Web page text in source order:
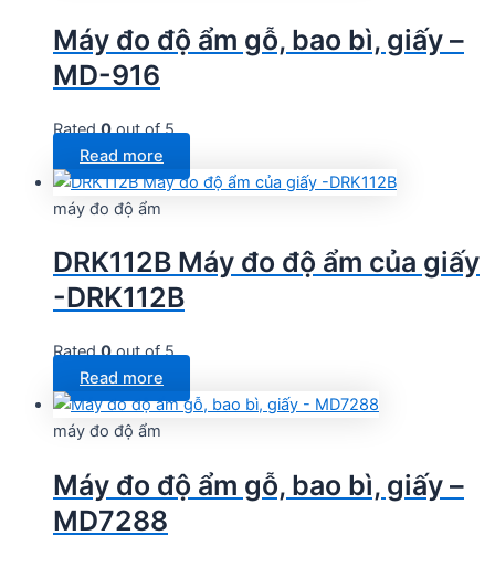
Máy đo độ ẩm gỗ, bao bì, giấy –
MD-916
Rated0out of 5
Read more
máy đo độ ẩm
DRK112B Máy đo độ ẩm của giấy
-DRK112B
Rated0out of 5
Read more
máy đo độ ẩm
Máy đo độ ẩm gỗ, bao bì, giấy –
MD7288